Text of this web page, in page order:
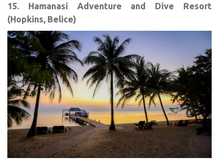
15. Hamanasi Adventure and Dive Resort
(Hopkins, Belice)